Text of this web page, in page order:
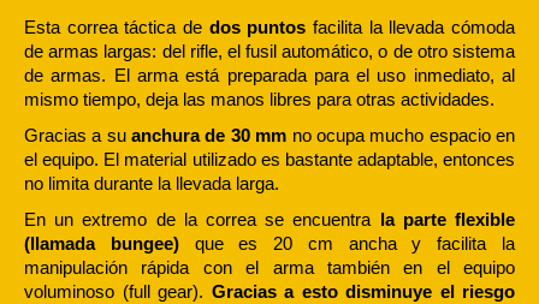
Esta correa táctica de dos puntos facilita la llevada cómoda
de armas largas: del rifle, el fusil automático, o de otro sistema
de armas. El arma está preparada para el uso inmediato, al
mismo tiempo, deja las manos libres para otras actividades.
Gracias a suanchura de 30 mm no ocupa mucho espacio en
el equipo. El material utilizado es bastante adaptable, entonces
no limita durante la llevada larga.
En un extremo de la correa se encuentra
la parte flexible
(llamada bungee)que es 20 cm ancha y facilita la
manipulación rápida con el arma también en el equipo
voluminoso (full gear). Gracias a esto disminuye el riesgo